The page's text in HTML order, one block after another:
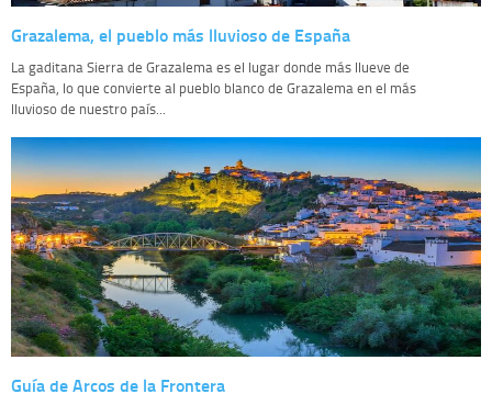
Grazalema, el pueblo más lluvioso de España
La gaditana Sierra de Grazalema es el lugar donde más llueve de
España, lo que convierte al pueblo blanco de Grazalema en el más
lluvioso de nuestro país...
Guía de Arcos de la Frontera